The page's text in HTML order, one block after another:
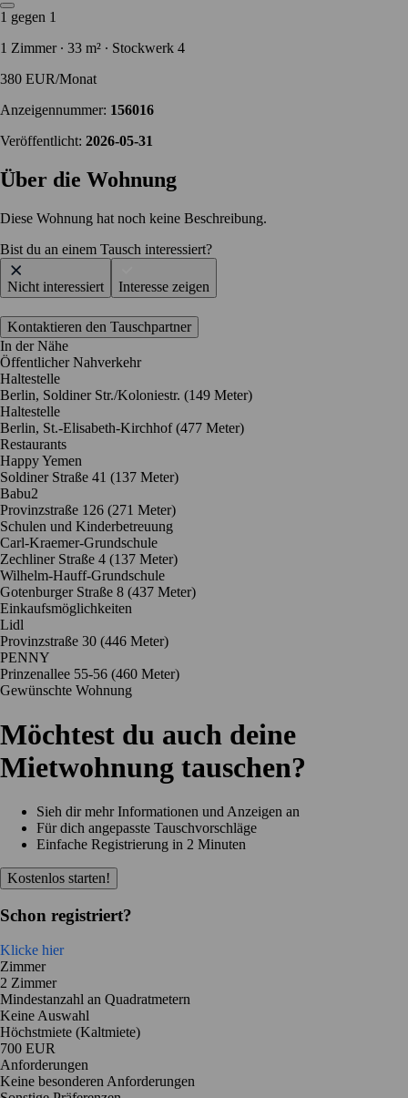
1 gegen 1
1 Zimmer ∙ 33 m² ∙ Stockwerk 4
380 EUR/Monat
Anzeigennummer: 156016
Veröffentlicht: 2026-05-31
Über die Wohnung
Diese Wohnung hat noch keine Beschreibung.
Bist du an einem Tausch interessiert?
Nicht interessiert Interesse zeigen
Kontaktieren den Tauschpartner
In der Nähe
Öffentlicher Nahverkehr
Haltestelle
Berlin, Soldiner Str./Koloniestr. (149 Meter)
Haltestelle
Berlin, St.-Elisabeth-Kirchhof (477 Meter)
Restaurants
Happy Yemen
Soldiner Straße 41 (137 Meter)
Babu2
Provinzstraße 126 (271 Meter)
Schulen und Kinderbetreuung
Carl-Kraemer-Grundschule
Zechliner Straße 4 (137 Meter)
Wilhelm-Hauff-Grundschule
Gotenburger Straße 8 (437 Meter)
Einkaufsmöglichkeiten
Lidl
Provinzstraße 30 (446 Meter)
PENNY
Prinzenallee 55-56 (460 Meter)
Gewünschte Wohnung
Möchtest du auch deine
Mietwohnung tauschen?
Sieh dir mehr Informationen und Anzeigen an
Für dich angepasste Tauschvorschläge
Einfache Registrierung in 2 Minuten
Kostenlos starten!
Schon registriert?
Klicke hier
Zimmer
2 Zimmer
Mindestanzahl an Quadratmetern
Keine Auswahl
Höchstmiete (Kaltmiete)
700 EUR
Anforderungen
Keine besonderen Anforderungen